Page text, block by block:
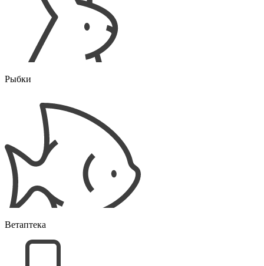
Рыбки
Ветаптека